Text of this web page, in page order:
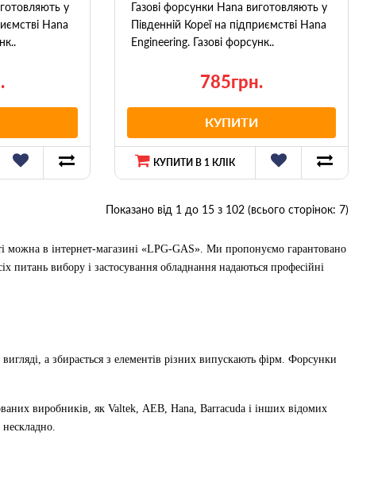
у
Hana
Газові форсунки Hana виготовляють у
Південній Кореї на підприємстві Hana
Engineering. Газові форсунк..
785грн.
КУПИТИ
КУПИТИ В 1 КЛІК
Показано від 1 до 15 з 102 (всього сторінок: 7)
можна в інтернет-магазині «LPG-GAS». Ми пропонуємо гарантовано
питань вибору і застосування обладнання надаються професійні
а збирається з елементів різних випускають фірм. Форсунки
виробників, як Valtek, АЕВ, Hana, Barracuda і інших відомих